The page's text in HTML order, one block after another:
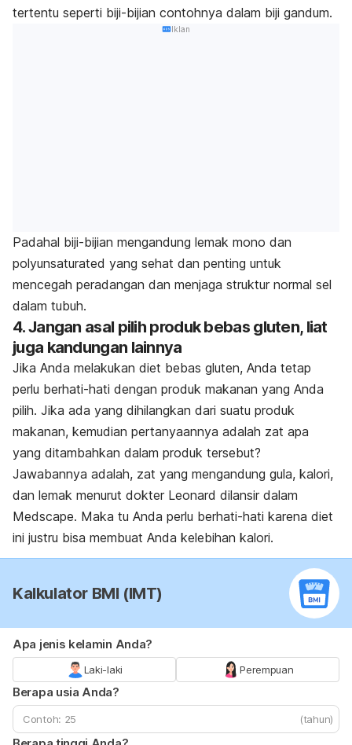
tertentu seperti biji-bijian contohnya dalam biji gandum.
Iklan
Padahal biji-bijian mengandung lemak mono dan
polyunsaturated yang sehat dan penting untuk
mencegah peradangan dan menjaga struktur normal sel
dalam tubuh.
4. Jangan asal pilih produk bebas gluten, liat
juga kandungan lainnya
Jika Anda melakukan diet bebas gluten, Anda tetap
perlu berhati-hati dengan produk makanan yang Anda
pilih. Jika ada yang dihilangkan dari suatu produk
makanan, kemudian pertanyaannya adalah zat apa
yang ditambahkan dalam produk tersebut?
Jawabannya adalah, zat yang mengandung gula, kalori,
dan lemak menurut dokter Leonard dilansir dalam
Medscape. Maka tu Anda perlu berhati-hati karena diet
ini justru bisa membuat Anda kelebihan kalori.
Kalkulator BMI (IMT)
Apa jenis kelamin Anda?
Laki-laki Perempuan
Berapa usia Anda?
(tahun)